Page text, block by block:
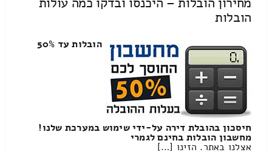
הובלות
הובלות עד 50%
חיסכון בהובלת דירה על-ידי שימוש במערכת שלנו!
מחשבון הובלות בחינם לגמרי
אצלנו באתר. הזינו […]